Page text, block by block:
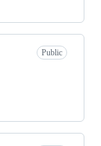
Public